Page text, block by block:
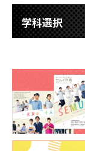
学科選択